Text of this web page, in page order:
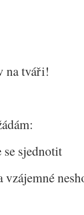
na tváři!
sjednotit
vzájemné